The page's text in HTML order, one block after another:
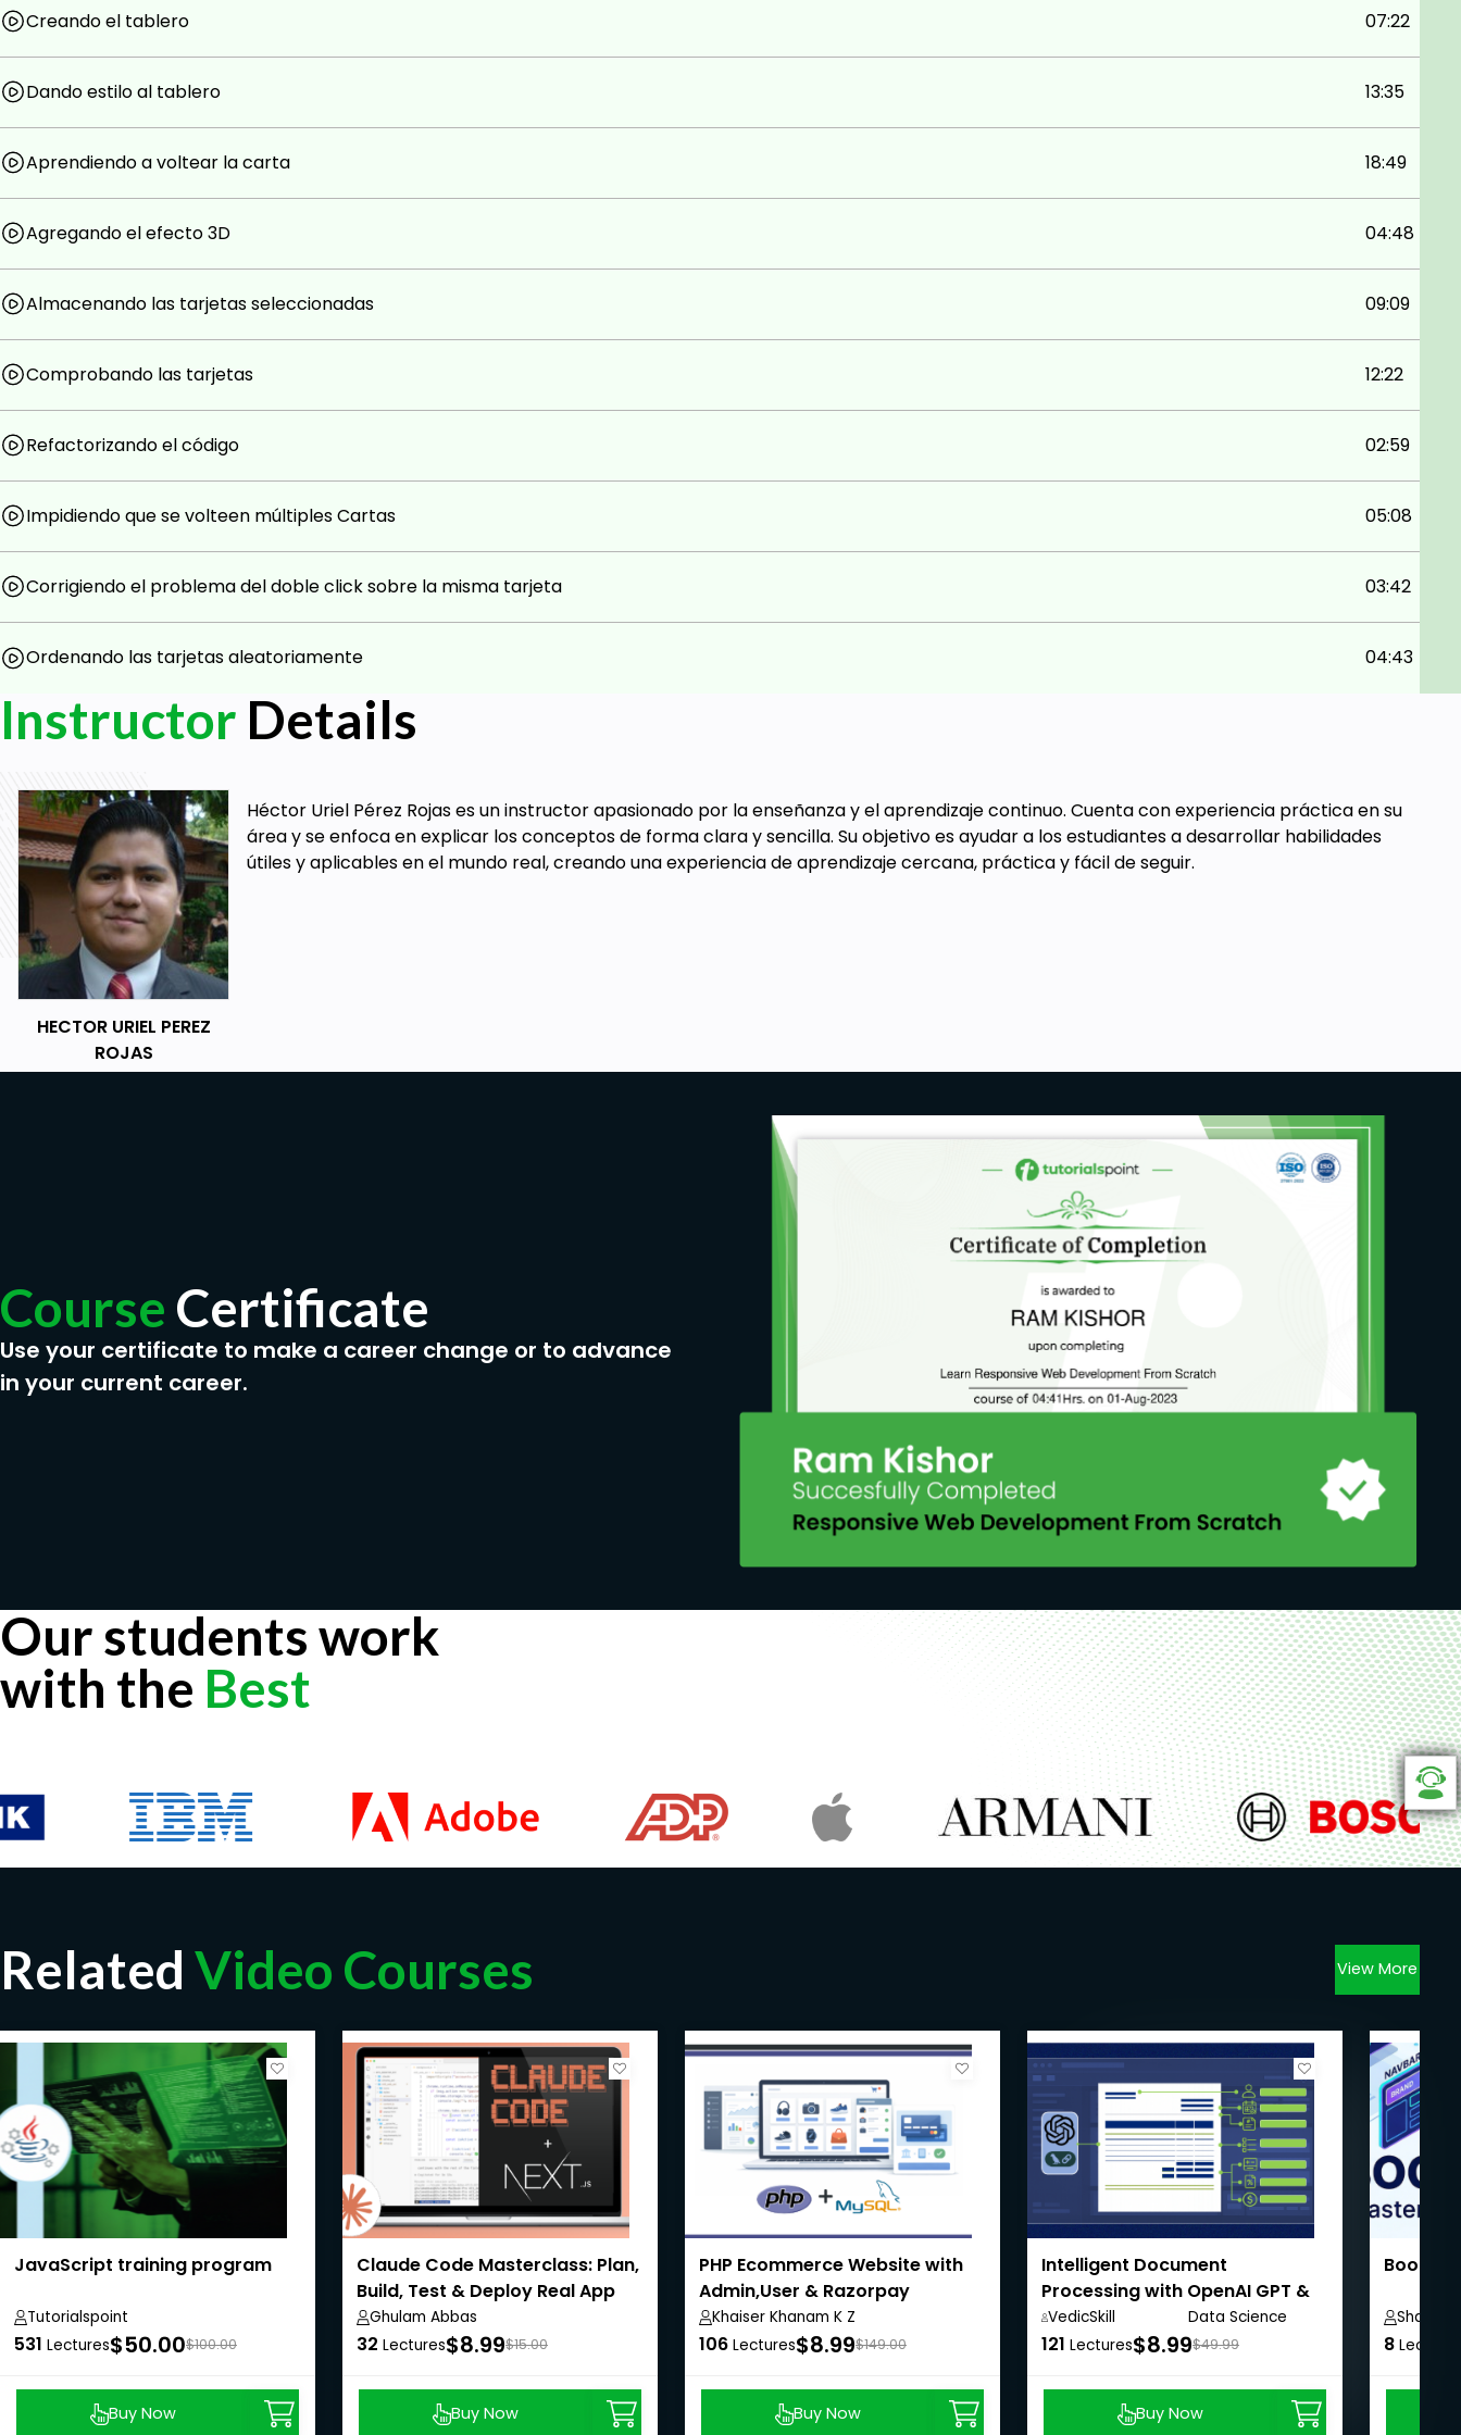
Fundamentos de Blazor
Crear componentes de Blazor
Uso de Eventos en los componentes
Uso de modelos para componentes
Prerequisites
Conocimientos básicos de C#
Conocimientos básicos de HTML
Creando el tablero 07:22
Dando estilo al tablero 13:35
Aprendiendo a voltear la carta 18:49
Agregando el efecto 3D 04:48
Almacenando las tarjetas seleccionadas 09:09
Comprobando las tarjetas 12:22
Refactorizando el código 02:59
Impidiendo que se volteen múltiples Cartas 05:08
Corrigiendo el problema del doble click sobre la misma tarjeta 03:42
Ordenando las tarjetas aleatoriamente 04:43
Instructor Details
HECTOR URIEL PEREZ
ROJAS
Héctor Uriel Pérez Rojas es un instructor apasionado por la enseñanza y el aprendizaje continuo. Cuenta con experiencia práctica en su
área y se enfoca en explicar los conceptos de forma clara y sencilla. Su objetivo es ayudar a los estudiantes a desarrollar habilidades
útiles y aplicables en el mundo real, creando una experiencia de aprendizaje cercana, práctica y fácil de seguir.
Course Certificate
Use your certificate to make a career change or to advance
in your current career.
Our students work
with the Best
Related Video Courses View More
JavaScript training program
Tutorialspoint
531 Lectures$50.00$100.00
Buy Now
Claude Code Masterclass: Plan,
Build, Test & Deploy Real App
Ghulam Abbas
32 Lectures$8.99$15.00
Buy Now
PHP Ecommerce Website with
Admin,User & Razorpay
Payment API
Khaiser Khanam K Z
106 Lectures$8.99$149.00
Buy Now
Intelligent Document
Processing with OpenAI GPT &
LangChain
VedicSkill
Academy,
Data Science
Anywhere
121 Lectures$8.99$49.99
Buy Now
8 Lectures